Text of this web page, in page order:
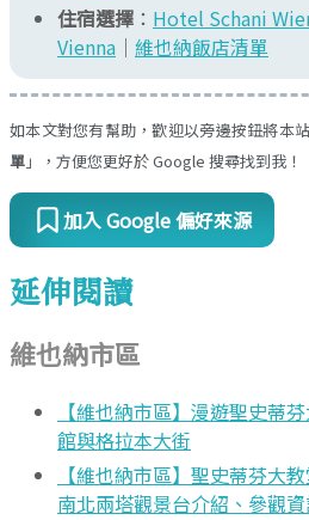
住宿選擇 ： Hotel Schani
Vienna ｜ 維也納飯店清單
如本文對您有幫助，歡迎以旁邊按鈕將本
單 」，方便您更好於 Google 搜尋找到我！
加入 Google 偏好來源
延伸閱讀
維也納市區
【維也納市區】漫遊聖史蒂
館與格拉本大街
【維也納市區】聖史蒂芬大
南北兩塔觀景台介紹、參觀